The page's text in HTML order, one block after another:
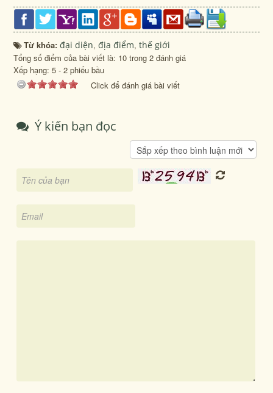
Từ khóa:đại diện,địa điểm,thế giới
Tổng số điểm của bài viết là: 10 trong 2 đánh giá
Xếp hạng:5 -2 phiếu bầu
Click để đánh giá bài viết
Ý kiến bạn đọc